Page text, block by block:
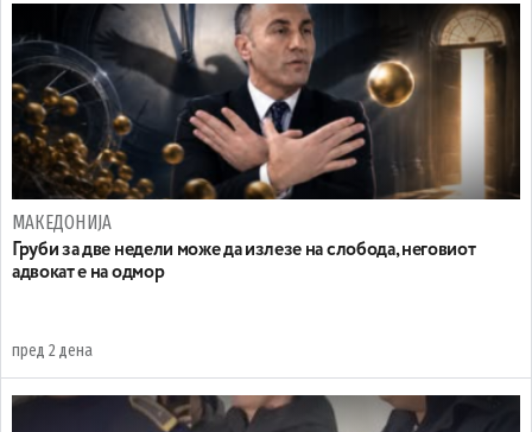
МАКЕДОНИЈА
Груби за две недели може да излезе на слобода, неговиот
адвокат е на одмор
пред 2 дена